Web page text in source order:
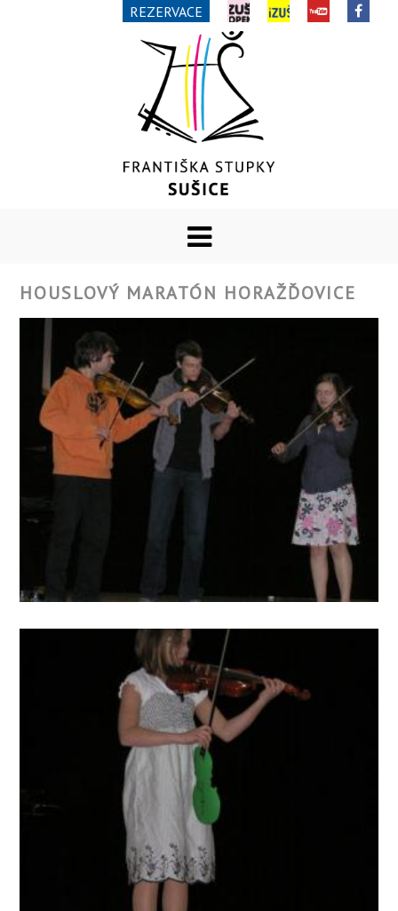
REZERVACE
HOUSLOVÝ MARATÓN HORAŽĎOVICE